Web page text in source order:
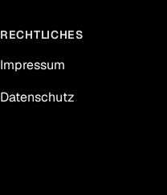
RECHTLICHES
Impressum
Datenschutz